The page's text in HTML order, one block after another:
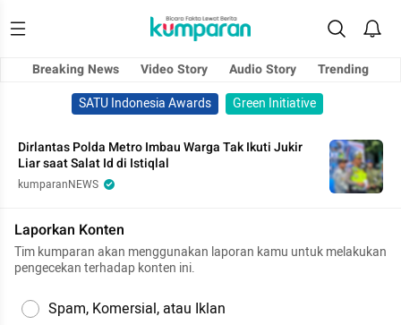
Breaking News Video Story Audio Story
Trending
SATU Indonesia Awards
Green Initiative
Dirlantas Polda Metro Imbau Warga Tak Ikuti Jukir
Liar saat Salat Id di Istiqlal
kumparanNEWS
Laporkan Konten
Tim kumparan akan menggunakan laporan kamu untuk melakukan
pengecekan terhadap konten ini.
Spam, Komersial, atau Iklan